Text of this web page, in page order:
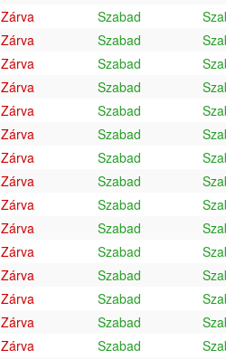
Zárva Szabad
Zárva Szabad
Zárva Szabad
Zárva Szabad
Zárva Szabad
Zárva Szabad
Zárva Szabad
Zárva Szabad
Zárva Szabad
Zárva Szabad
Zárva Szabad
Zárva Szabad
Zárva Szabad
Zárva Szabad
Zárva Szabad